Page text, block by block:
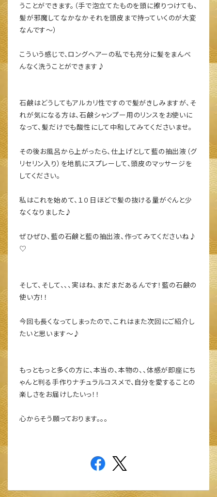
うことができます。（手で泡立てたものを頭に擦りつけても、
髪が邪魔してなかなかそれを頭皮まで持っていくのが大変
なんです～）
こういう感じで、ロングヘアーの私でも充分に髪をまんべ
んなく洗うことができます♪
石鹸はどうしてもアルカリ性ですので髪がきしみますが、そ
れが気になる方は、石鹸シャンプー用のリンスをお使いに
なって、髪だけでも酸性にして中和してみてくださいませ。
その後お風呂から上がったら、仕上げとして藍の抽出液（グ
リセリン入り）を地肌にスプレーして、頭皮のマッサージを
してください。
私はこれを始めて、１０日ほどで髪の抜ける量がぐんと少
なくなりました♪
ぜひぜひ、藍の石鹸と藍の抽出液、作ってみてくださいね♪
♡
そして、そして、、、実はね、まだまだあるんです！藍の石鹸の
使い方！！
今回も長くなってしまったので、これはまた次回にご紹介し
たいと思います～♪
もっともっと多くの方に、本当の、本物の、、体感が即座にち
ゃんと判る手作りナチュラルコスメで、自分を愛することの
楽しさをお届けしたいっ！！
心からそう願っております。。。